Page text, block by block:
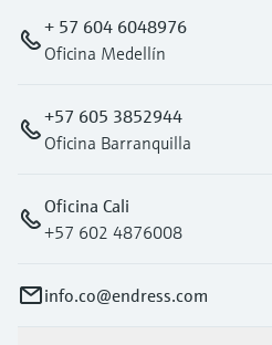
+ 57 604 6048976
Oficina Medellín
+57 605 3852944
Oficina Barranquilla
Oficina Cali
+57 602 4876008
info.co@endress.com